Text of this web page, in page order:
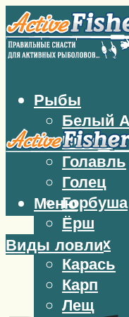
Рыбы
Белый
Бычок
Голавль
Голец
Горбуша
Ёрш
Жерех
Карась
Карп
Лещ
Меню
Виды ловли